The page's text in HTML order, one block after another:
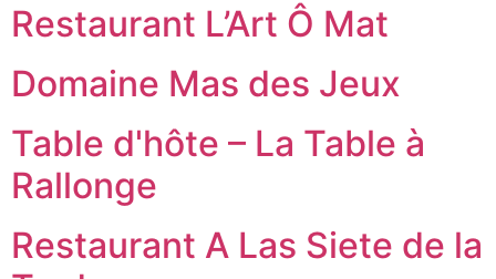
Restaurant L’Art Ô Mat
Domaine Mas des Jeux
Table d'hôte – La Table à
Rallonge
Restaurant A Las Siete de la